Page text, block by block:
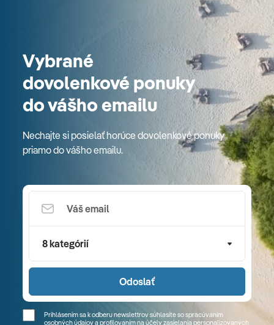
Vybrané
dovolenkové ponuky
do vášho emailu
Nechajte si posielať horúce dovolenkové ponuky
priamo do vášho emailu.
8 kategórií
Odoslať
Prihlásením sa k odberu newslettrov súhlasíte so spracúvaním
osobných údajov a profilovaním na účely zasielania personalizovaných